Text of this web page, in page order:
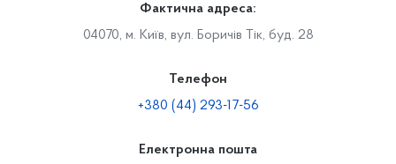
Фактична адреса:
04070, м. Київ, вул. Боричів Тік, буд. 28
Телефон
+380 (44) 293-17-56
Електронна пошта